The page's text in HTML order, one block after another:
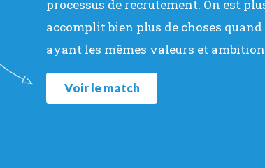
processus de recrutement. On est
accomplit bien plus de choses
ayant les mêmes valeurs et
Voir le match